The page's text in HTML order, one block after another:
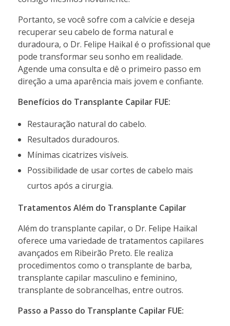
Portanto, se você sofre com a calvície e deseja
recuperar seu cabelo de forma natural e
duradoura, o Dr. Felipe Haikal é o profissional que
pode transformar seu sonho em realidade.
Agende uma consulta e dê o primeiro passo em
direção a uma aparência mais jovem e confiante.
Benefícios do Transplante Capilar FUE:
Restauração natural do cabelo.
Resultados duradouros.
Mínimas cicatrizes visíveis.
Possibilidade de usar cortes de cabelo mais
curtos após a cirurgia.
Tratamentos Além do Transplante Capilar
Além do transplante capilar, o Dr. Felipe Haikal
oferece uma variedade de tratamentos capilares
avançados em Ribeirão Preto. Ele realiza
procedimentos como o transplante de barba,
transplante capilar masculino e feminino,
transplante de sobrancelhas, entre outros.
Passo a Passo do Transplante Capilar FUE: